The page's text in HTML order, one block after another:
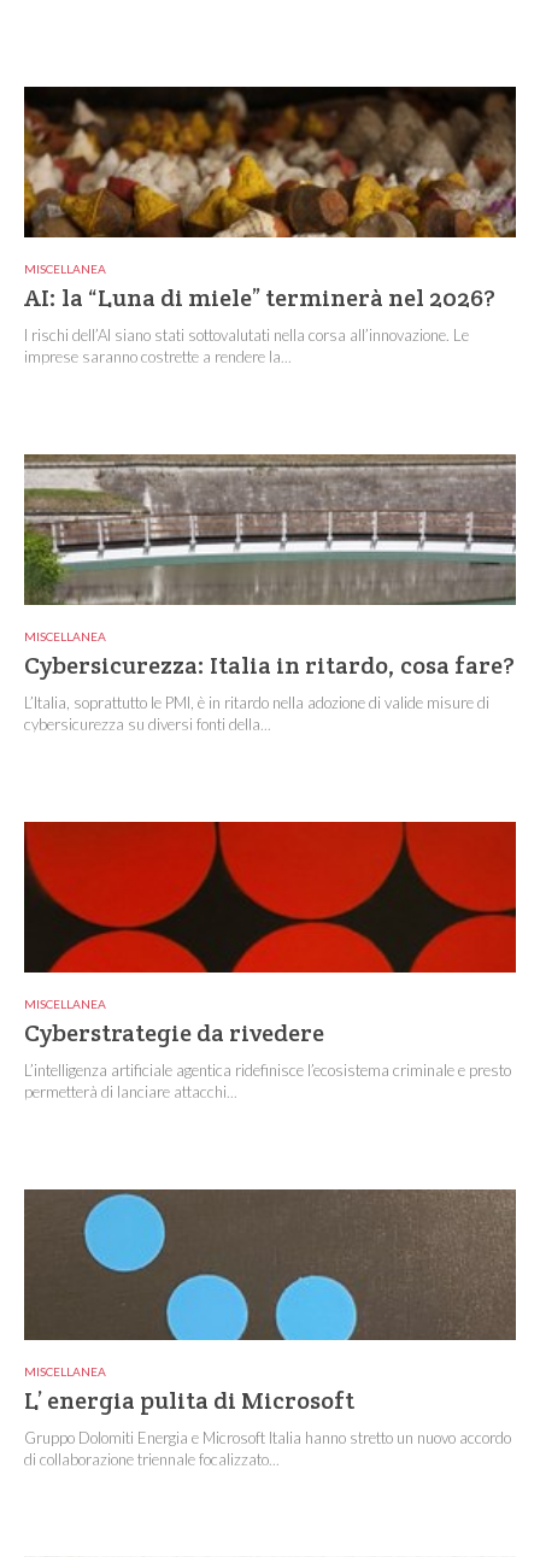
MISCELLANEA
AI: la “Luna di miele” terminerà nel 2026?
I rischi dell’AI siano stati sottovalutati nella corsa all’innovazione. Le
imprese saranno costrette a rendere la...
MISCELLANEA
Cybersicurezza: Italia in ritardo, cosa fare?
L’Italia, soprattutto le PMI, è in ritardo nella adozione di valide misure di
cybersicurezza su diversi fonti della...
MISCELLANEA
Cyberstrategie da rivedere
L’intelligenza artificiale agentica ridefinisce l’ecosistema criminale e presto
permetterà di lanciare attacchi...
MISCELLANEA
L’ energia pulita di Microsoft
Gruppo Dolomiti Energia e Microsoft Italia hanno stretto un nuovo accordo
di collaborazione triennale focalizzato...